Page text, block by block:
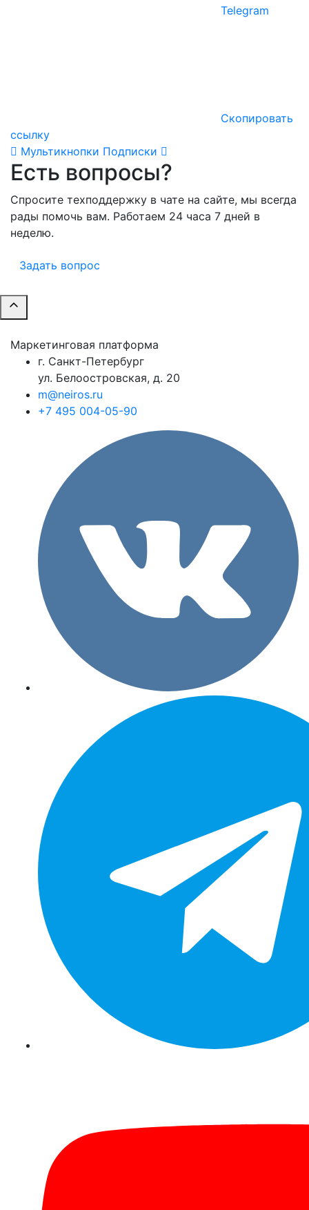
Telegram
Скопировать
ссылку
Мультикнопки Подписки
Есть вопросы?
Спросите техподдержку в чате на сайте, мы всегда
рады помочь вам. Работаем 24 часа 7 дней в
неделю.
Задать вопрос
Маркетинговая платформа
г. Санкт-Петербург
ул. Белоостровская, д. 20
m@neiros.ru
+7 495 004-05-90